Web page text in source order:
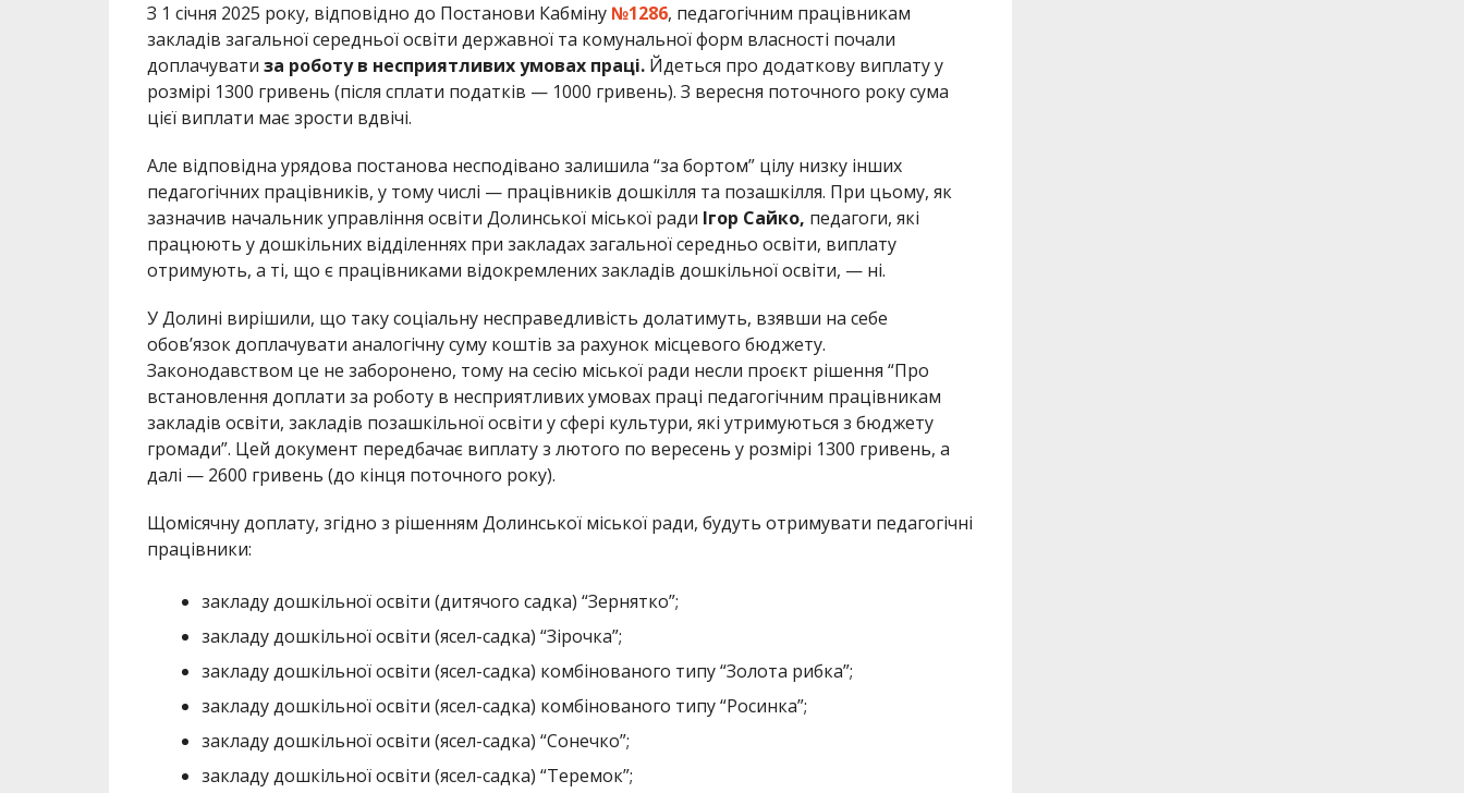
З 1 січня 2025 року, відповідно до Постанови Кабміну №1286, педагогічним працівникам
закладів загальної середньої освіти державної та комунальної форм власності почали
доплачувати за роботу в несприятливих умовах праці. Йдеться про додаткову виплату у
розмірі 1300 гривень (після сплати податків — 1000 гривень). З вересня поточного року сума
цієї виплати має зрости вдвічі.
Але відповідна урядова постанова несподівано залишила “за бортом” цілу низку інших
педагогічних працівників, у тому числі — працівників дошкілля та позашкілля. При цьому, як
зазначив начальник управління освіти Долинської міської ради Ігор Сайко, педагоги, які
працюють у дошкільних відділеннях при закладах загальної середньо освіти, виплату
отримують, а ті, що є працівниками відокремлених закладів дошкільної освіти, — ні.
У Долині вирішили, що таку соціальну несправедливість долатимуть, взявши на себе
обов’язок доплачувати аналогічну суму коштів за рахунок місцевого бюджету.
Законодавством це не заборонено, тому на сесію міської ради несли проєкт рішення “Про
встановлення доплати за роботу в несприятливих умовах праці педагогічним працівникам
закладів освіти, закладів позашкільної освіти у сфері культури, які утримуються з бюджету
громади”. Цей документ передбачає виплату з лютого по вересень у розмірі 1300 гривень, а
далі — 2600 гривень (до кінця поточного року).
Щомісячну доплату, згідно з рішенням Долинської міської ради, будуть отримувати педагогічні
працівники:
закладу дошкільної освіти (дитячого садка) “Зернятко”;
закладу дошкільної освіти (ясел-садка) “Зірочка”;
закладу дошкільної освіти (ясел-садка) комбінованого типу “Золота рибка”;
закладу дошкільної освіти (ясел-садка) комбінованого типу “Росинка”;
закладу дошкільної освіти (ясел-садка) “Сонечко”;
закладу дошкільної освіти (ясел-садка) “Теремок”;